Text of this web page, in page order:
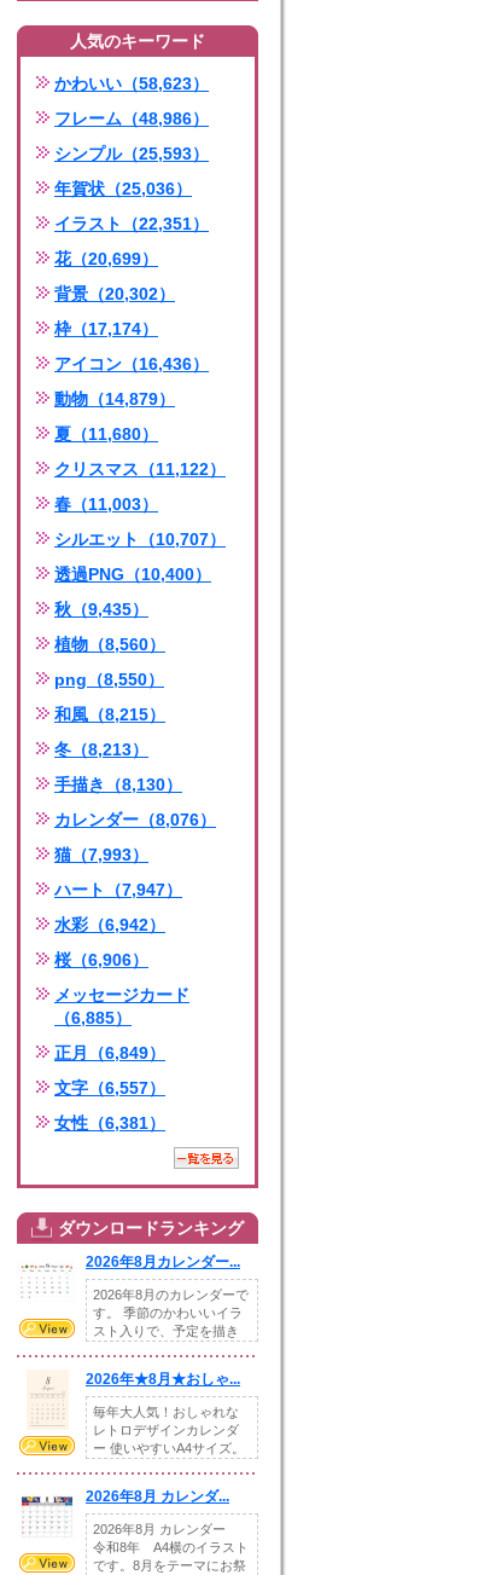
人気のキーワード
かわいい（58,623）
フレーム（48,986）
シンプル（25,593）
年賀状（25,036）
イラスト（22,351）
花（20,699）
背景（20,302）
枠（17,174）
アイコン（16,436）
動物（14,879）
夏（11,680）
クリスマス（11,122）
春（11,003）
シルエット（10,707）
透過PNG（10,400）
秋（9,435）
植物（8,560）
png（8,550）
和風（8,215）
冬（8,213）
手描き（8,130）
カレンダー（8,076）
猫（7,993）
ハート（7,947）
水彩（6,942）
桜（6,906）
メッセージカード
（6,885）
正月（6,849）
文字（6,557）
女性（6,381）
ダウンロードランキング
2026年8月カレンダー...
2026年8月のカレンダーで
す。 季節のかわいいイラ
スト入りで、予定を描き
2026年★8月★おしゃ...
毎年大人気！おしゃれな
レトロデザインカレンダ
ー 使いやすいA4サイズ。
2026年8月 カレンダ...
2026年8月 カレンダー
令和8年 A4横のイラスト
です。8月をテーマにお祭